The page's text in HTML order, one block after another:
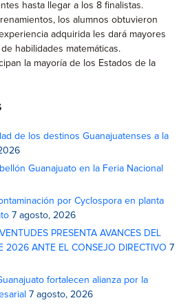
hasta llegar a los 8 finalistas.
los alumnos obtuvieron
adquirida les dará mayores
habilidades matemáticas.
la mayoría de los Estados de la
de los destinos Guanajuatenses a la
Guanajuato en la Feria Nacional
por Cyclospora en planta
7 agosto, 2026
PRESENTA AVANCES DEL
2026 ANTE EL CONSEJO DIRECTIVO 7
fortalecen alianza por la
7 agosto, 2026